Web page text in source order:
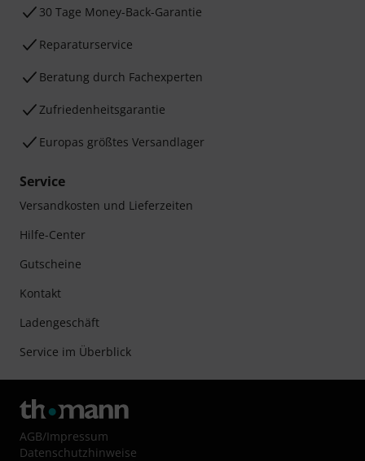
30 Tage Money-Back-Garantie
Reparaturservice
Beratung durch Fachexperten
Zufriedenheitsgarantie
Europas größtes Versandlager
Service
Versandkosten und Lieferzeiten
Hilfe-Center
Gutscheine
Kontakt
Ladengeschäft
Service im Überblick
AGB/Impressum
Datenschutzhinweise